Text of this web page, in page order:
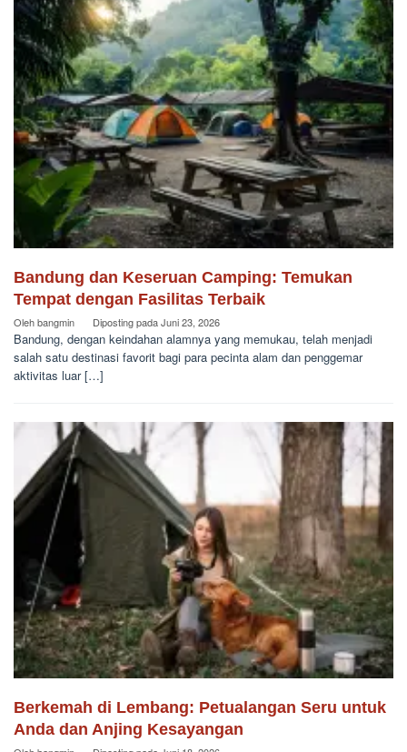
Bandung dan Keseruan Camping: Temukan
Tempat dengan Fasilitas Terbaik
Olehbangmin Diposting padaJuni 23, 2026
Bandung, dengan keindahan alamnya yang memukau, telah menjadi
salah satu destinasi favorit bagi para pecinta alam dan penggemar
aktivitas luar […]
Berkemah di Lembang: Petualangan Seru untuk
Anda dan Anjing Kesayangan